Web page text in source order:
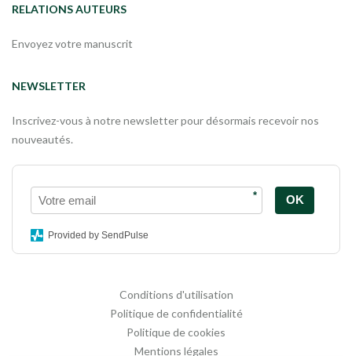
RELATIONS AUTEURS
Envoyez votre manuscrit
NEWSLETTER
Inscrivez-vous à notre newsletter pour désormais recevoir nos
nouveautés.
* OK
Provided by SendPulse
Conditions d'utilisation
Politique de confidentialité
Politique de cookies
Mentions légales